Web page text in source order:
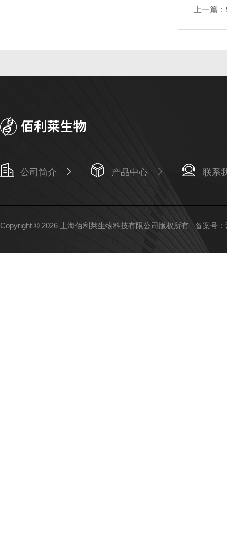
上一篇：
公司简介 产品中心 联系
Copyright © 2026 上海佰利莱生物科技有限公司版权所有 备案号：